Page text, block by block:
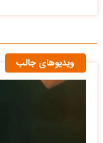
ویدیوهای جالب